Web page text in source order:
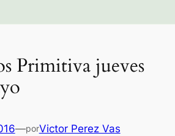
Primitiva jueves
—porVictor Perez Vas